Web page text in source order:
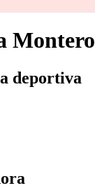
Montero
deportiva